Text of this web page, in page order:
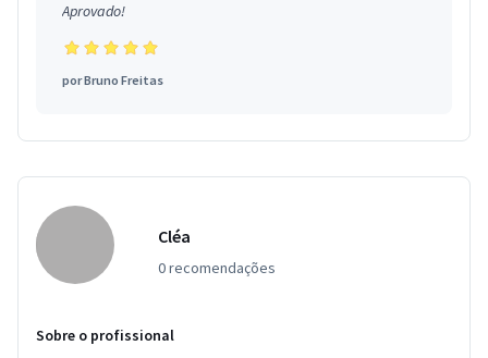
Aprovado!
porBruno Freitas
Cléa
0 recomendações
Sobre o profissional